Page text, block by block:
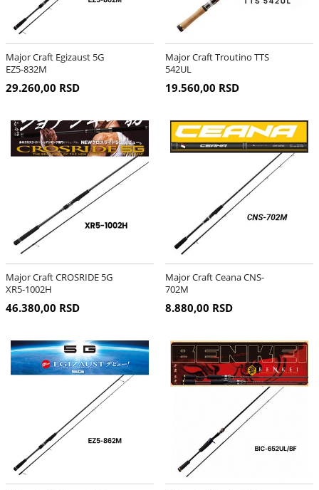
Major Craft Egizaust 5G
EZ5-832M
29.260,00 RSD
Major Craft Troutino TTS
542UL
19.560,00 RSD
Major Craft CROSRIDE 5G
XR5-1002H
46.380,00 RSD
Major Craft Ceana CNS-
702M
8.880,00 RSD